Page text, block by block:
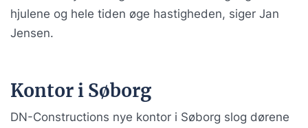
hjulene og hele tiden øge hastigheden, siger Jan
Jensen.
Kontor i Søborg
DN-Constructions nye kontor i Søborg slog dørene